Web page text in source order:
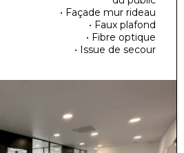
• Façade mur rideau
• Faux plafond
• Fibre optique
• Issue de secour